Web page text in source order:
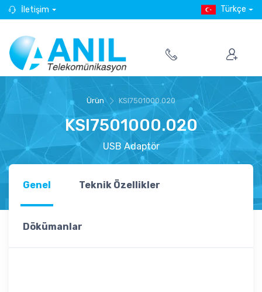
İletişim Türkçe
Ürün KSI7501000.020
KSI7501000.020
USB Adaptör
Genel Teknik Özellikler
Dökümanlar